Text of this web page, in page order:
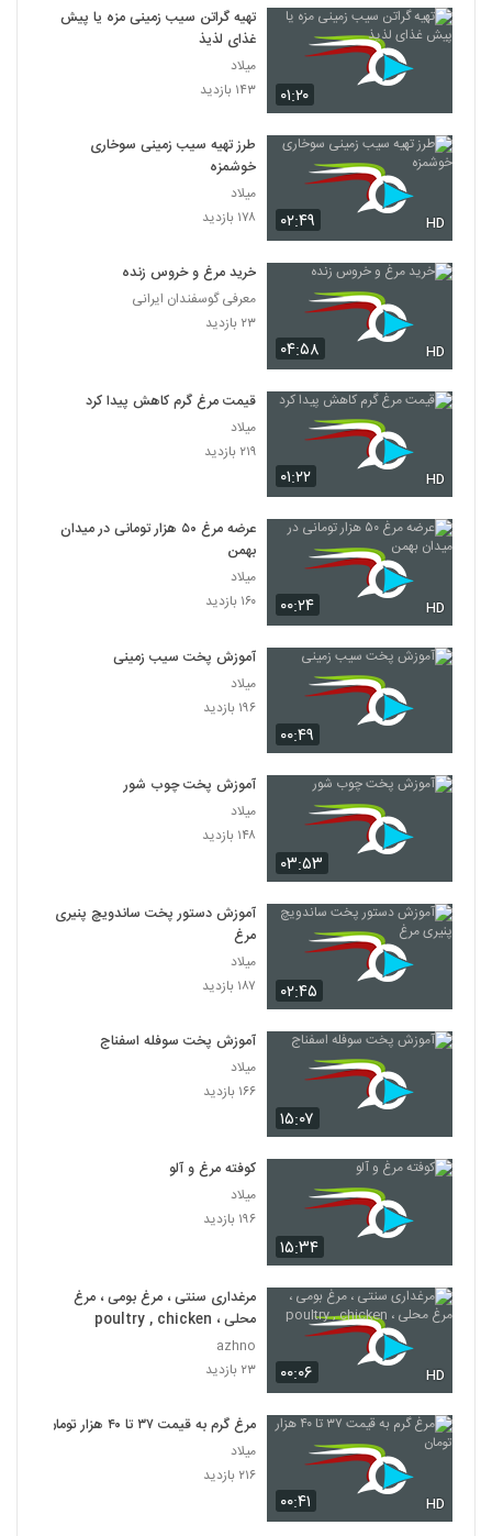
۰۱:۲۰
تهیه گراتن سیب زمینی مزه یا پیش
غذای لذیذ
میلاد
۱۴۳ بازدید
۰۲:۴۹ HD
طرز تهیه سیب‌ زمینی سوخاری
خوشمزه
میلاد
۱۷۸ بازدید
۰۴:۵۸ HD
خرید مرغ و خروس زنده
معرفی گوسفندان ایرانی
۲۳ بازدید
۰۱:۲۲ HD
قیمت مرغ گرم کاهش پیدا کرد
میلاد
۲۱۹ بازدید
۰۰:۲۴ HD
عرضه مرغ ۵۰ هزار تومانی در میدان
بهمن
میلاد
۱۶۰ بازدید
۰۰:۴۹
آموزش پخت سیب زمینی
میلاد
۱۹۶ بازدید
۰۳:۵۳
آموزش پخت چوب شور
میلاد
۱۴۸ بازدید
۰۲:۴۵
آموزش دستور پخت ساندویچ پنیری
مرغ
میلاد
۱۸۷ بازدید
۱۵:۰۷
آموزش پخت سوفله اسفناج
میلاد
۱۶۶ بازدید
۱۵:۳۴
کوفته مرغ و آلو
میلاد
۱۹۶ بازدید
۰۰:۰۶ HD
مرغداری سنتی ، مرغ بومی ، مرغ
محلی ، poultry , chicken
azhno
۲۳ بازدید
۰۰:۴۱ HD
مرغ گرم به قیمت ۳۷ تا ۴۰ هزار تومان
میلاد
۲۱۶ بازدید